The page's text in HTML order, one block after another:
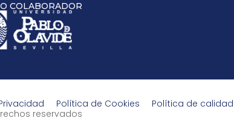
COLABORADOR
Política de Cookies Política de calidad
reservados